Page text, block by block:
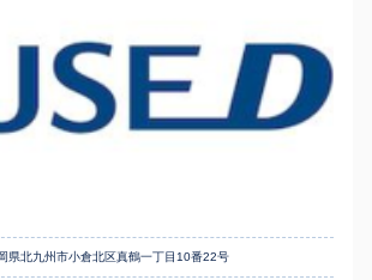
県北九州市小倉北区真鶴一丁目10番22号